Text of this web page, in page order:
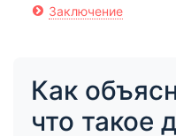
Заключение
Как
что такое